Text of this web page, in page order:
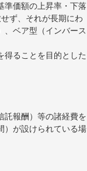
準価額の上昇率・下落
ず、それが長期にわ
、ベア型（インバース
得ることを目的とした
託報酬）等の諸経費を
）が設けられている場